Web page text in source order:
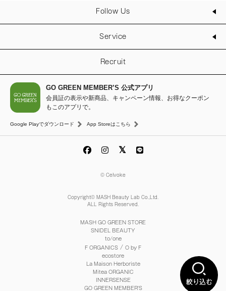
絞り込む
Follow Us
Service
Recruit
GO GREEN MEMBER’S 公式アプリ
会員証の表示や新商品、キャンペーン情報、お得なクーポン
もこのアプリで。
Google Playでダウンロード App Storeはこちら
© Celvoke
Copyright© MASH Beauty Lab Co.,Ltd.
ALL Rights Reserved.
MASH GO GREEN STORE
SNIDEL BEAUTY
to/one
F ORGANICS / O by F
ecostore
La Maison Herboriste
Mitea ORGANIC
INNERSENSE
GO GREEN MEMBER'S